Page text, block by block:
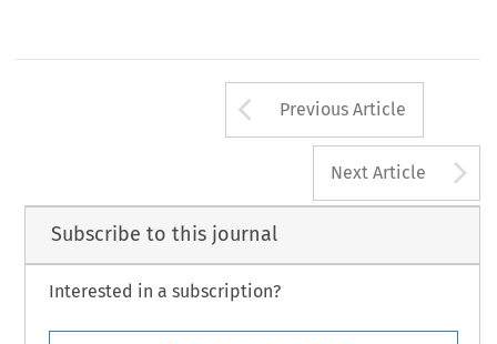
Arrow button
Previous Article
Next Article
Subscribe to this journal
Interested in a subscription?